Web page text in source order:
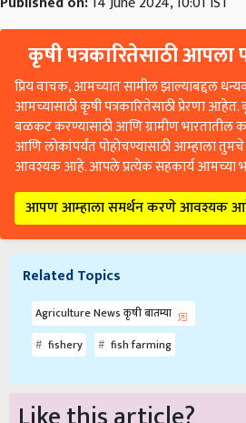
कृषी पत्रकारितेसाठी आपला
प्रिय वाचक, आमच्यात सामील झाल्याबद्दल
आमच्यासाठी कृषी पत्रकारितेसाठी प्रेरणा
बळकट करण्यासाठी आणि ग्रामीण
आणि लोकांपर्यंत पोहोचण्यासाठी आम्हाला
आवश्यक आहे. आपले प्रत्येक सहकार्य आमच्या
आपण आम्हाला समर्थन करणे आवश्यक
Related Topics
Agriculture News कृषी बातम्या
fishery
fish farming